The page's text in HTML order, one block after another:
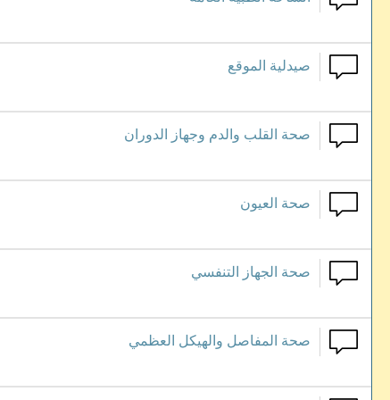
صيدلية الموقع
صحة القلب والدم وجهاز الدوران
صحة العيون
صحة الجهاز التنفسي
صحة المفاصل والهيكل العظمي